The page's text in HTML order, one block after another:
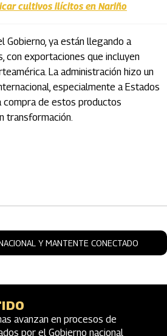
cultivos ilícitos en Nariño
Gobierno, ya están llegando a
con exportaciones que incluyen
La administración hizo un
especialmente a Estados
compra de estos productos
transformación.
Y MANTENTE CONECTADO
avanzan en procesos de
por el Gobierno nacional